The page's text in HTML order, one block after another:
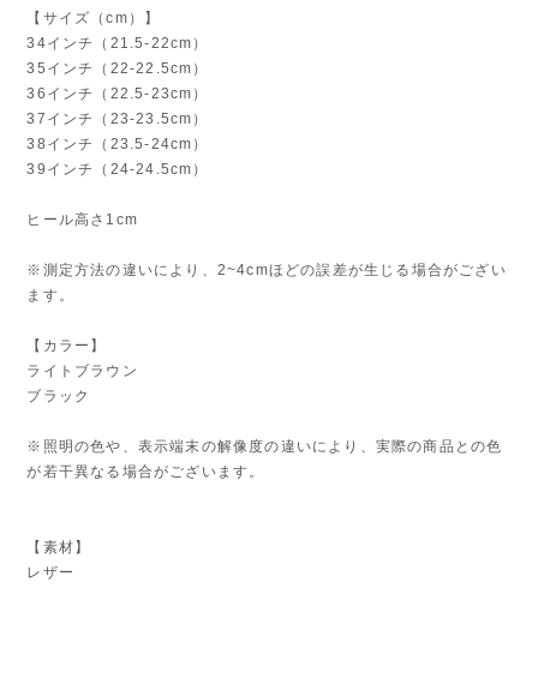
【サイズ（cm）】
34インチ（21.5-22cm）
35インチ（22-22.5cm）
36インチ（22.5-23cm）
37インチ（23-23.5cm）
38インチ（23.5-24cm）
39インチ（24-24.5cm）
ヒール高さ1cm
※測定方法の違いにより、2~4cmほどの誤差が生じる場合がござい
ます。
【カラー】
ライトブラウン
ブラック
※照明の色や、表示端末の解像度の違いにより、実際の商品との色
が若干異なる場合がございます。
【素材】
レザー